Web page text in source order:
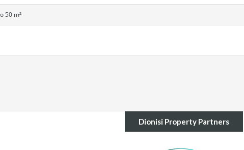
50 m²
Dionisi Property Partners